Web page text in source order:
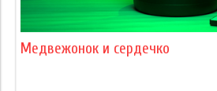
Медвежонок и сердечко